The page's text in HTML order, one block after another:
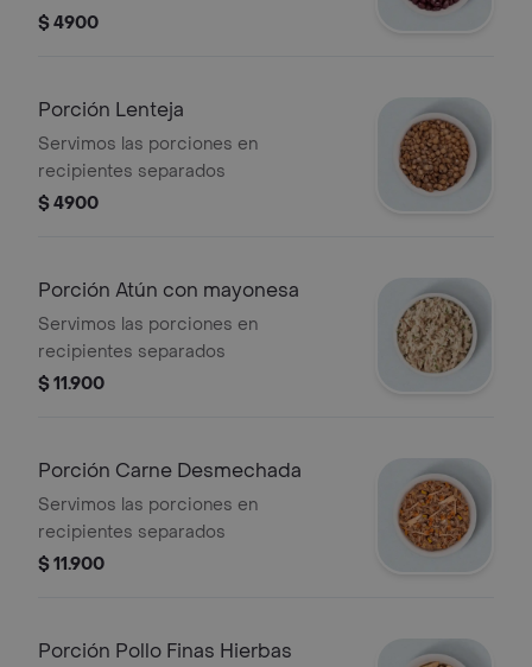
$ 4900
Porción Lenteja
Servimos las porciones en
recipientes separados
$ 4900
Porción Atún con mayonesa
Servimos las porciones en
recipientes separados
$ 11.900
Porción Carne Desmechada
Servimos las porciones en
recipientes separados
$ 11.900
Porción Pollo Finas Hierbas